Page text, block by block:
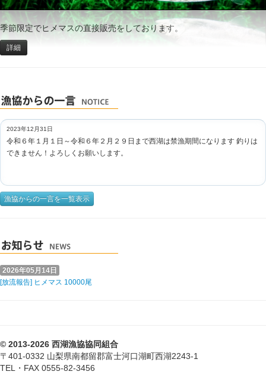
季節限定でヒメマスの直接販売をしております。
詳細
2023年12月31日
令和６年１月１日～令和６年２月２９日まで西湖は禁漁期間になります 釣りは
できません！よろしくお願いします。
漁協からの一言を一覧表示
2026年05月14日
[放流報告] ヒメマス 10000尾
© 2013-2026 西湖漁協協同組合
〒401-0332 山梨県南都留郡富士河口湖町西湖2243-1
TEL・FAX 0555-82-3456